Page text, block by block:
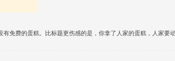
有免费的蛋糕。比标题更伤感的是，你拿了人家的蛋糕，人家要